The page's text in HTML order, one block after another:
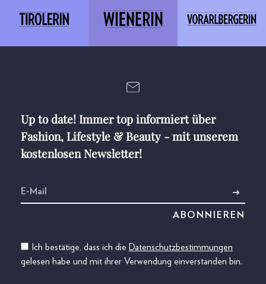
Up to date! Immer top informiert über
Fashion, Lifestyle & Beauty - mit unserem
kostenlosen Newsletter!
Ich bestätige, dass ich die Datenschutzbestimmungen
gelesen habe und mit ihrer Verwendung einverstanden bin.